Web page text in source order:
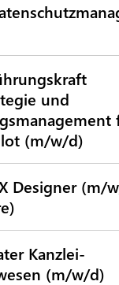
und
(m/w/d)
Designer (m/
Kanzlei-
(m/w/d)